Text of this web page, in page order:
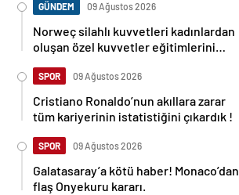
GÜNDEM 09 Ağustos 2026
Norweç silahlı kuvvetleri kadınlardan
oluşan özel kuvvetler eğitimlerini
SPOR 09 Ağustos 2026
Cristiano Ronaldo’nun akıllara zarar
tüm kariyerinin istatistiğini çıkardık !
SPOR 09 Ağustos 2026
Galatasaray’a kötü haber! Monaco’dan
flaş Onyekuru kararı.